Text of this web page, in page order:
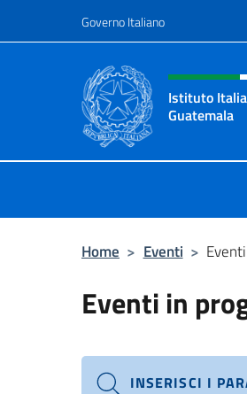
Governo Italiano
Intestazione
Istituto
Guatemala
Home > Eventi >
Eventi in
INSERISCI I